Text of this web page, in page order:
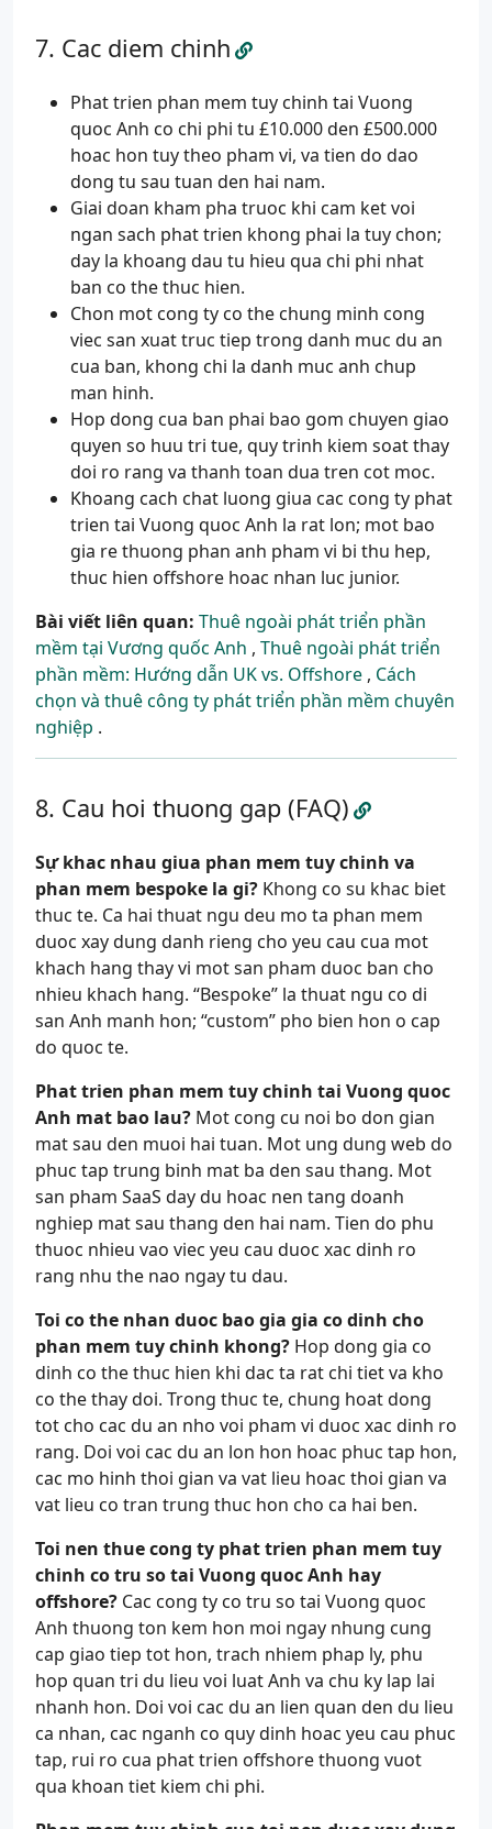
Cac diem chinh
Phat trien phan mem tuy chinh tai Vuong
quoc Anh co chi phi tu £10.000 den £500.000
hoac hon tuy theo pham vi, va tien do dao
dong tu sau tuan den hai nam.
Giai doan kham pha truoc khi cam ket voi
ngan sach phat trien khong phai la tuy chon;
day la khoang dau tu hieu qua chi phi nhat
ban co the thuc hien.
Chon mot cong ty co the chung minh cong
viec san xuat truc tiep trong danh muc du an
cua ban, khong chi la danh muc anh chup
man hinh.
Hop dong cua ban phai bao gom chuyen giao
quyen so huu tri tue, quy trinh kiem soat thay
doi ro rang va thanh toan dua tren cot moc.
Khoang cach chat luong giua cac cong ty phat
trien tai Vuong quoc Anh la rat lon; mot bao
gia re thuong phan anh pham vi bi thu hep,
thuc hien offshore hoac nhan luc junior.
Bài viết liên quan: Thuê ngoài phát triển phần
mềm tại Vương quốc Anh , Thuê ngoài phát triển
phần mềm: Hướng dẫn UK vs. Offshore , Cách
chọn và thuê công ty phát triển phần mềm chuyên
nghiệp .
Cau hoi thuong gap (FAQ)
Sự khac nhau giua phan mem tuy chinh va
phan mem bespoke la gi? Khong co su khac biet
thuc te. Ca hai thuat ngu deu mo ta phan mem
duoc xay dung danh rieng cho yeu cau cua mot
khach hang thay vi mot san pham duoc ban cho
nhieu khach hang. “Bespoke” la thuat ngu co di
san Anh manh hon; “custom” pho bien hon o cap
do quoc te.
Phat trien phan mem tuy chinh tai Vuong quoc
Anh mat bao lau? Mot cong cu noi bo don gian
mat sau den muoi hai tuan. Mot ung dung web do
phuc tap trung binh mat ba den sau thang. Mot
san pham SaaS day du hoac nen tang doanh
nghiep mat sau thang den hai nam. Tien do phu
thuoc nhieu vao viec yeu cau duoc xac dinh ro
rang nhu the nao ngay tu dau.
Toi co the nhan duoc bao gia gia co dinh cho
phan mem tuy chinh khong? Hop dong gia co
dinh co the thuc hien khi dac ta rat chi tiet va kho
co the thay doi. Trong thuc te, chung hoat dong
tot cho cac du an nho voi pham vi duoc xac dinh ro
rang. Doi voi cac du an lon hon hoac phuc tap hon,
cac mo hinh thoi gian va vat lieu hoac thoi gian va
vat lieu co tran trung thuc hon cho ca hai ben.
Toi nen thue cong ty phat trien phan mem tuy
chinh co tru so tai Vuong quoc Anh hay
offshore? Cac cong ty co tru so tai Vuong quoc
Anh thuong ton kem hon moi ngay nhung cung
cap giao tiep tot hon, trach nhiem phap ly, phu
hop quan tri du lieu voi luat Anh va chu ky lap lai
nhanh hon. Doi voi cac du an lien quan den du lieu
ca nhan, cac nganh co quy dinh hoac yeu cau phuc
tap, rui ro cua phat trien offshore thuong vuot
qua khoan tiet kiem chi phi.